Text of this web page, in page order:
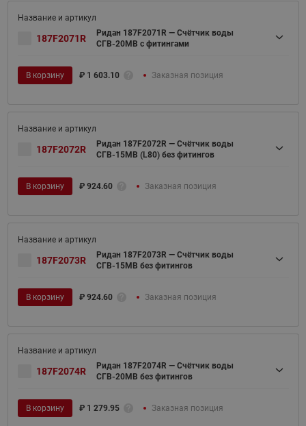
187F2071R
Ридан 187F2071R — Счётчик воды
СГВ-20МВ с фитингами
В корзину ₽ 1 603.10 Заказная позиция
187F2072R
Ридан 187F2072R — Счётчик воды
СГВ-15МВ (L80) без фитингов
В корзину ₽ 924.60 Заказная позиция
187F2073R
Ридан 187F2073R — Счётчик воды
СГВ-15МВ без фитингов
В корзину ₽ 924.60 Заказная позиция
187F2074R
Ридан 187F2074R — Счётчик воды
СГВ-20МВ без фитингов
В корзину ₽ 1 279.95 Заказная позиция